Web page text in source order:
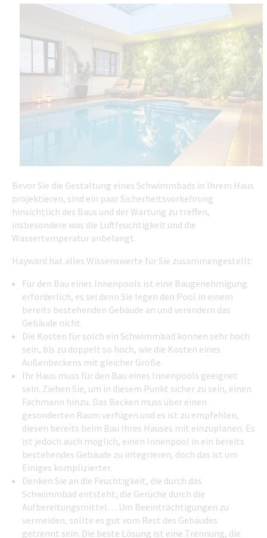
Bevor Sie die Gestaltung eines Schwimmbads in Ihrem Haus
projektieren, sind ein paar Sicherheitsvorkehrung
hinsichtlich des Baus und der Wartung zu treffen,
insbesondere was die Luftfeuchtigkeit und die
Wassertemperatur anbelangt.
Hayward hat alles Wissenswerte für Sie zusammengestellt:
Für den Bau eines Innenpools ist eine Baugenehmigung
erforderlich, es sei denn Sie legen den Pool in einem
bereits bestehenden Gebäude an und verändern das
Gebäude nicht.
Die Kosten für solch ein Schwimmbad können sehr hoch
sein, bis zu doppelt so hoch, wie die Kosten eines
Außenbeckens mit gleicher Größe.
Ihr Haus muss für den Bau eines Innenpools geeignet
sein. Ziehen Sie, um in diesem Punkt sicher zu sein, einen
Fachmann hinzu. Das Becken muss über einen
gesonderten Raum verfügen und es ist zu empfehlen,
diesen bereits beim Bau Ihres Hauses mit einzuplanen. Es
ist jedoch auch möglich, einen Innenpool in ein bereits
bestehendes Gebäude zu integrieren, doch das ist um
Einiges komplizierter.
Denken Sie an die Feuchtigkeit, die durch das
Schwimmbad entsteht, die Gerüche durch die
Aufbereitungsmittel… Um Beeinträchtigungen zu
vermeiden, sollte es gut vom Rest des Gebäudes
getrennt sein. Die beste Lösung ist eine Trennung, die